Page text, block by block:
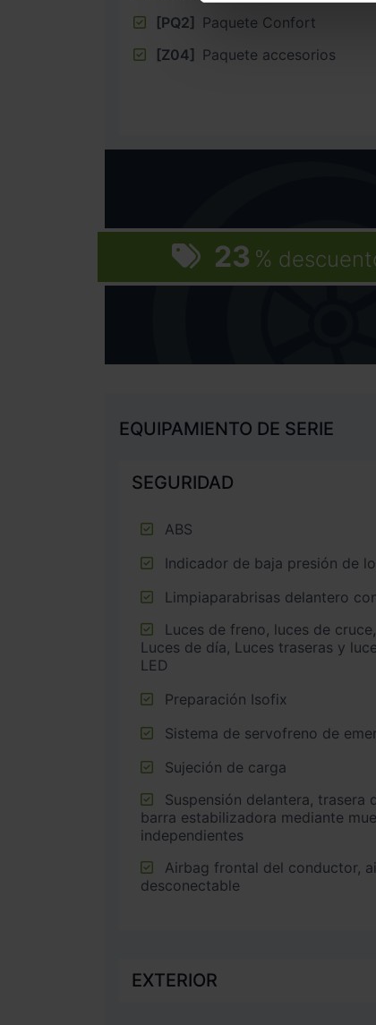
[PQ2] Paquete Confort
[Z04] Paquete accesorios
23 %
EQUIPAMIENTO DE SERIE
SEGURIDAD
ABS
Indicador de baja presión de
Limpiaparabrisas delantero
Luces de día, Luces traseras y
LED
Preparación Isofix
Sistema de servofreno de
Sujeción de carga
barra estabilizadora mediante
independientes
desconectable
EXTERIOR